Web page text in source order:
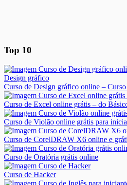
Top 10
Curso de Design gráfico online –
Curso de Excel online grátis – do
Curso de Violão online grátis para
Curso de CorelDRAW X6 online e
Curso de Oratória grátis online
Curso de Hacker